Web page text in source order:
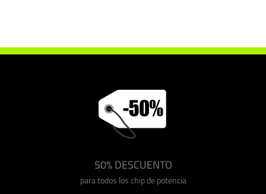
50% DESCUENTO
para todos los chip de potencia